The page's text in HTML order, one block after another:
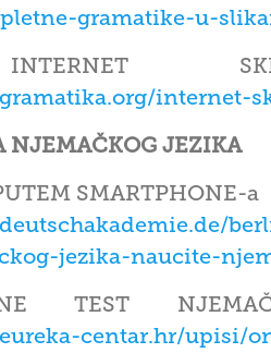
gramatike-u-
internet-
NJEMAČKOG JEZIKA
SMARTPHONE-a
jezika-naucite-
TEST
centar.hr/upisi/